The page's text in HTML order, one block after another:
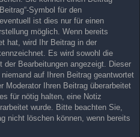
Symbol für den
ist dies nur für einen
möglich. Wenn bereits
hat, wird Ihr Beitrag in der
Es wird sowohl die
Bearbeitungen angezeigt. Dieser
auf Ihren Beitrag geantwortet
Moderator Ihren Beitrag überarbeitet
für nötig halten, eine Notiz
wurde. Bitte beachten Sie,
nicht löschen können, wenn bereits